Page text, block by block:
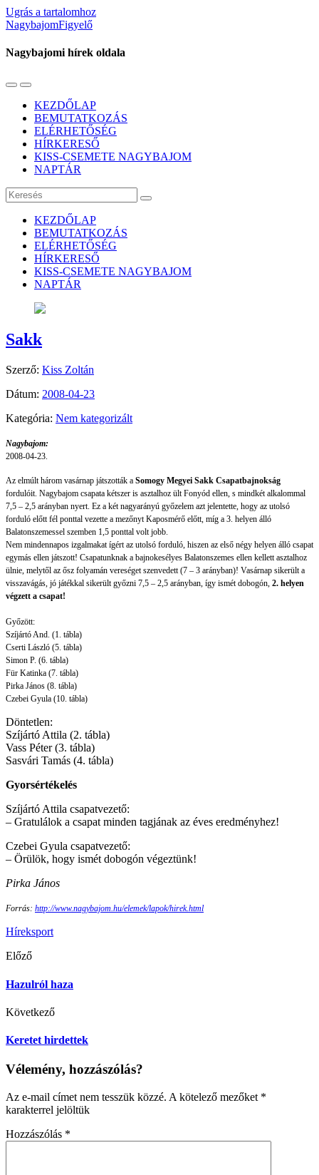
Ugrás a tartalomhoz
NagybajomFigyelő
Nagybajomi hírek oldala
Váltás
mobil
menüre
Használja
keresés
mezőt
KEZDŐLAP
BEMUTATKOZÁS
ELÉRHETŐSÉG
HÍRKERESŐ
KISS-CSEMETE NAGYBAJOM
NAPTÁR
Keresés
KEZDŐLAP
BEMUTATKOZÁS
ELÉRHETŐSÉG
HÍRKERESŐ
KISS-CSEMETE NAGYBAJOM
NAPTÁR
Sakk
Szerző: Kiss Zoltán
Dátum: 2008-04-23
Kategória: Nem kategorizált
Nagybajom:
2008-04-23.
Az elmúlt három vasárnap játszották a Somogy Megyei Sakk Csapatbajnokság
fordulóit. Nagybajom csapata kétszer is asztalhoz ült Fonyód ellen, s mindkét alkalommal
7,5 – 2,5 arányban nyert. Ez a két nagyarányú győzelem azt jelentette, hogy az utolsó
forduló előtt fél ponttal vezette a mezőnyt Kaposmérő előtt, míg a 3. helyen álló
Balatonszemessel szemben 1,5 ponttal volt jobb.
Nem mindennapos izgalmakat ígért az utolsó forduló, hiszen az első négy helyen álló csapat
egymás ellen játszott! Csapatunknak a bajnokesélyes Balatonszemes ellen kellett asztalhoz
ülnie, melytől az ősz folyamán vereséget szenvedett (7 – 3 arányban)! Vasárnap sikerült a
visszavágás, jó játékkal sikerült győzni 7,5 – 2,5 arányban, így ismét dobogón, 2. helyen
végzett a csapat!
Győzött:
Szíjártó And. (1. tábla)
Cserti László (5. tábla)
Simon P. (6. tábla)
Für Katinka (7. tábla)
Pirka János (8. tábla)
Czebei Gyula (10. tábla)
Döntetlen:
Szíjártó Attila (2. tábla)
Vass Péter (3. tábla)
Sasvári Tamás (4. tábla)
Gyorsértékelés
Szíjártó Attila csapatvezető:
– Gratulálok a csapat minden tagjának az éves eredményhez!
Czebei Gyula csapatvezető:
– Örülök, hogy ismét dobogón végeztünk!
Pirka János
Forrás: http://www.nagybajom.hu/elemek/lapok/hirek.html
Híreksport
Előző
Hazulról haza
Következő
Keretet hirdettek
Vélemény, hozzászólás?
Az e-mail címet nem tesszük közzé. A kötelező mezőket *
karakterrel jelöltük
Hozzászólás *